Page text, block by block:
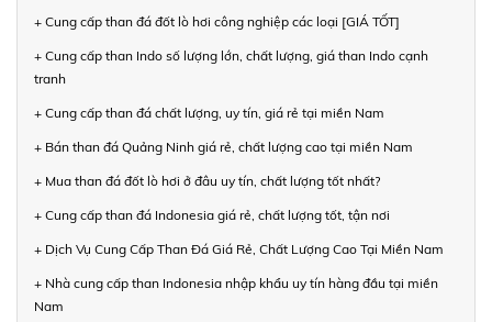
+ Cung cấp than đá đốt lò hơi công nghiệp các loại [GIÁ TỐT]
+ Cung cấp than Indo số lượng lớn, chất lượng, giá than Indo cạnh
tranh
+ Cung cấp than đá chất lượng, uy tín, giá rẻ tại miền Nam
+ Bán than đá Quảng Ninh giá rẻ, chất lượng cao tại miền Nam
+ Mua than đá đốt lò hơi ở đâu uy tín, chất lượng tốt nhất?
+ Cung cấp than đá Indonesia giá rẻ, chất lượng tốt, tận nơi
+ Dịch Vụ Cung Cấp Than Đá Giá Rẻ, Chất Lượng Cao Tại Miền Nam
+ Nhà cung cấp than Indonesia nhập khẩu uy tín hàng đầu tại miền
Nam